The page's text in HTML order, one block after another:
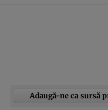
Adaugă-ne ca sursă